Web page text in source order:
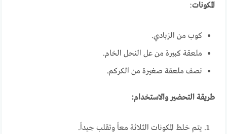
المكونات:
كوب من الزبادي.
ملعقة كبيرة من عل النحل الخام.
نصف ملعقة صغيرة من الكركم.
طريقة التحضير والاستخدام:
يتم خلط المكونات الثلاثة معاً وتقلب جيداً.